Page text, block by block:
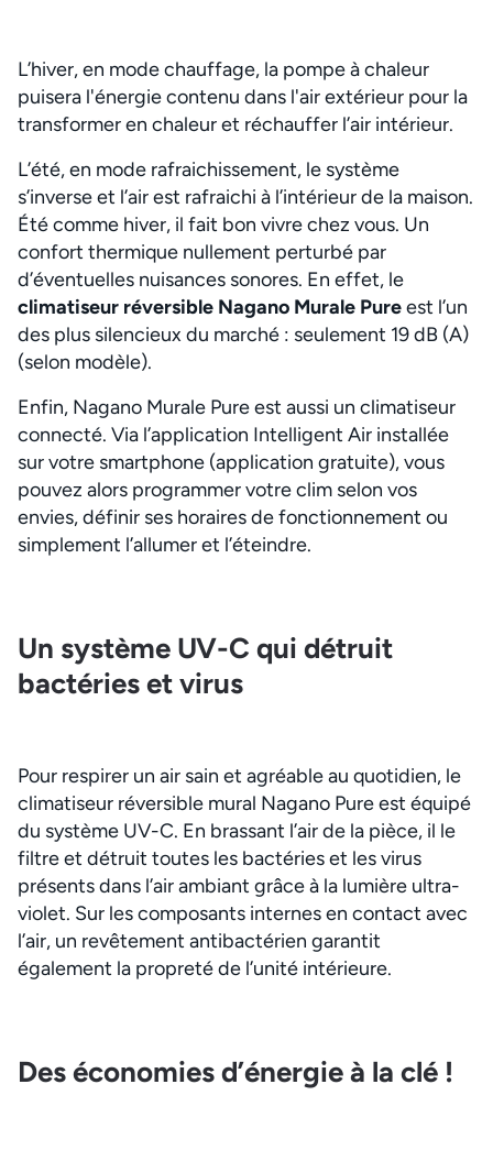
L’hiver, en mode chauffage, la pompe à chaleur
puisera l'énergie contenu dans l'air extérieur pour la
transformer en chaleur et réchauffer l’air intérieur.
L’été, en mode rafraichissement, le système
s’inverse et l’air est rafraichi à l’intérieur de la maison.
Été comme hiver, il fait bon vivre chez vous. Un
confort thermique nullement perturbé par
d’éventuelles nuisances sonores. En effet, le
climatiseur réversible Nagano Murale Pureest l’un
des plus silencieux du marché : seulement 19 dB (A)
(selon modèle).
Enfin, Nagano Murale Pure est aussi un climatiseur
connecté. Via l’application Intelligent Air installée
sur votre smartphone (application gratuite), vous
pouvez alors programmer votre clim selon vos
envies, définir ses horaires de fonctionnement ou
simplement l’allumer et l’éteindre.
Un système UV-C qui détruit
bactéries et virus
Pour respirer un air sain et agréable au quotidien, le
climatiseur réversible mural Nagano Pure est équipé
du système UV-C. En brassant l’air de la pièce, il le
filtre et détruit toutes les bactéries et les virus
présents dans l’air ambiant grâce à la lumière ultra-
violet. Sur les composants internes en contact avec
l’air, un revêtement antibactérien garantit
également la propreté de l’unité intérieure.
Des économies d’énergie à la clé !